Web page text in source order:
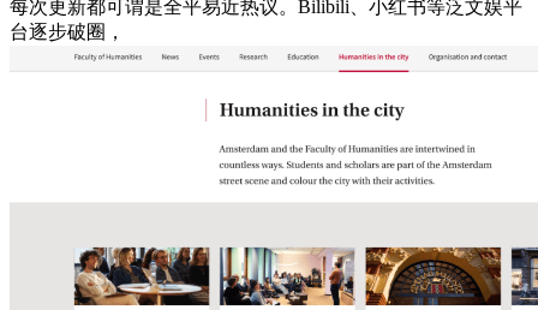
每次更新都可谓是全平易近热议。Bilibili、小红书等泛文娱平
台逐步破圈，